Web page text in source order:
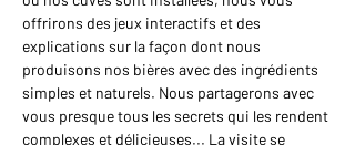
offrirons des jeux interactifs et des
explications sur la façon dont nous
produisons nos bières avec des ingrédients
simples et naturels. Nous partagerons avec
vous presque tous les secrets qui les rendent
complexes et délicieuses... La visite se